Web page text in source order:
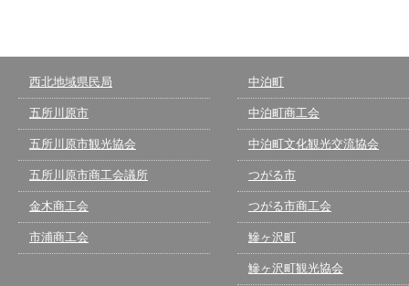
西北地域県民局
五所川原市
五所川原市観光協会
五所川原市商工会議所
金木商工会
市浦商工会
中泊町
中泊町商工会
中泊町文化観光交流協会
つがる市
つがる市商工会
鰺ヶ沢町
鰺ヶ沢町観光協会